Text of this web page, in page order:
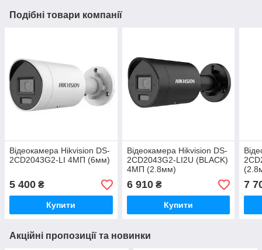
Подібні товари компанії
Відеокамера Hikvision DS-
2CD2043G2-LI 4МП (6мм)
5 400 ₴
Купити
Відеокамера Hikvision DS-
2CD2043G2-LI2U (BLACK)
4МП (2.8мм)
6 910₴
Купити
7
Акційні пропозиції та новинки